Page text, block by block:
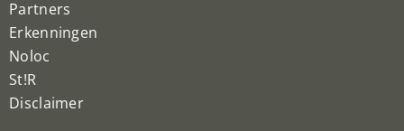
Partners
Erkenningen
Noloc
St!R
Disclaimer